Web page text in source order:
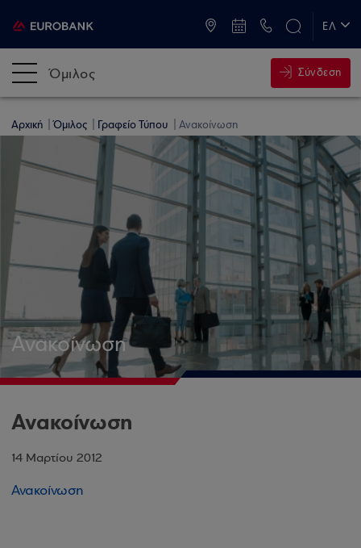
ΕΛ
Όμιλος Σύνδεση
Αρχική Όμιλος Γραφείο Τύπου Ανακοίνωση
Ανακοίνωση
Ανακοίνωση
14 Μαρτίου 2012
Ανακοίνωση